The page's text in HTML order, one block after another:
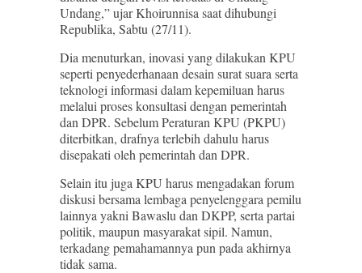
Undang,” ujar Khoirunnisa saat dihubungi
Republika, Sabtu (27/11).
Dia menuturkan, inovasi yang dilakukan KPU
seperti penyederhanaan desain surat suara serta
teknologi informasi dalam kepemiluan harus
melalui proses konsultasi dengan pemerintah
dan DPR. Sebelum Peraturan KPU (PKPU)
diterbitkan, drafnya terlebih dahulu harus
disepakati oleh pemerintah dan DPR.
Selain itu juga KPU harus mengadakan forum
diskusi bersama lembaga penyelenggara pemilu
lainnya yakni Bawaslu dan DKPP, serta partai
politik, maupun masyarakat sipil. Namun,
terkadang pemahamannya pun pada akhirnya
tidak sama.